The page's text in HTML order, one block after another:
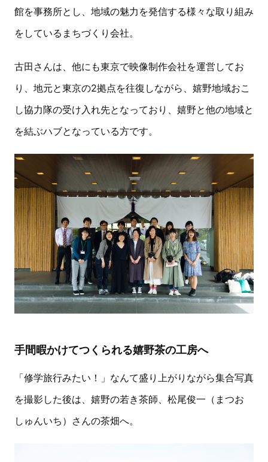
館を事務所とし、地域の魅力を発信する様々な取り組み
をしているまちづくり会社。
古田さんは、他にも東京で映像制作会社を運営してお
り、地元と東京の2拠点を往復しながら、嬉野地域おこ
し協力隊の受け入れ先となっており、嬉野と他の地域と
を結ぶハブとなっている方です。
手間暇かけてつくられる嬉野茶の工房へ
「修学旅行みたい！」なんて盛り上がりながら集合写真
を撮影した後は、嬉野の若き茶師、松尾俊一（まつお
しゅんいち）さんの茶畑へ。